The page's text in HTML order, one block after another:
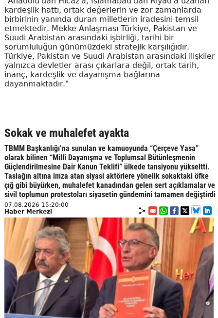
kardeşlik hattı, ortak değerlerin ve zor zamanlarda
birbirinin yanında duran milletlerin iradesini temsil
etmektedir. Mekke Anlaşması Türkiye, Pakistan ve
Suudi Arabistan arasındaki işbirliği, tarihi bir
sorumluluğun günümüzdeki stratejik karşılığıdır.
Türkiye, Pakistan ve Suudi Arabistan arasındaki ilişkiler
yalnızca devletler arası çıkarlara değil, ortak tarih,
inanç, kardeşlik ve dayanışma bağlarına
dayanmaktadır."
Sokak ve muhalefet ayakta
TBMM Başkanlığı’na sunulan ve kamuoyunda “Çerçeve Yasa”
olarak bilinen “Millî Dayanışma ve Toplumsal Bütünleşmenin
Güçlendirilmesine Dair Kanun Teklifi” ülkede tansiyonu yükseltti.
Taslağın altına imza atan siyasi aktörlere yönelik sokaktaki öfke
çığ gibi büyürken, muhalefet kanadından gelen sert açıklamalar ve
sivil toplumun protestoları siyasetin gündemini tamamen değiştirdi
07.08.2026 15:20:00
Haber Merkezi